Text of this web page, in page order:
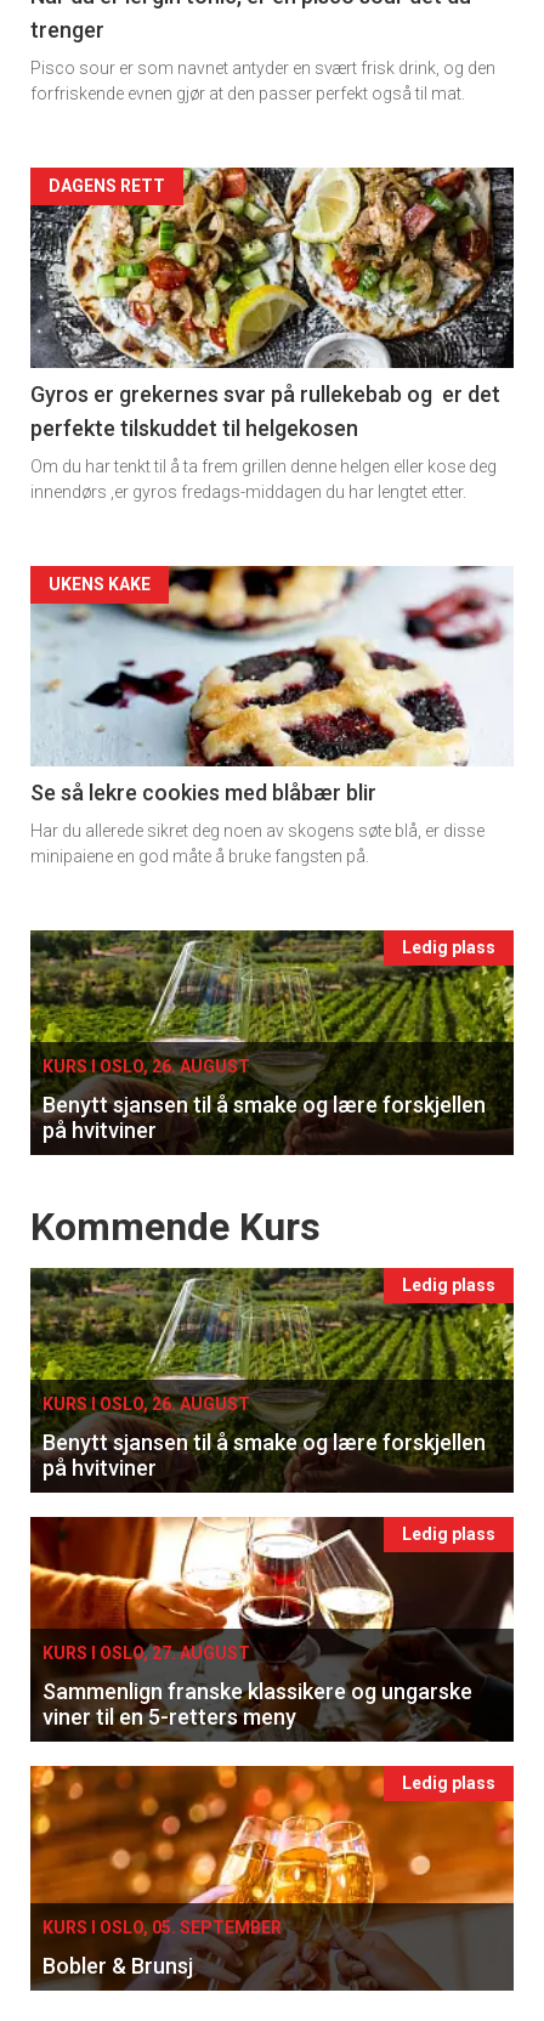
Dagens
rett
trenger
Pisco sour er som navnet antyder en svært frisk drink, og den
forfriskende evnen gjør at den passer perfekt også til mat.
Artikler
detail
-
section
11
Dagens
rett
DAGENS RETT
Gyros er grekernes svar på rullekebab og er det
perfekte tilskuddet til helgekosen
Om du har tenkt til å ta frem grillen denne helgen eller kose deg
innendørs ,er gyros fredags-middagen du har lengtet etter.
Artikler
detail
-
section
11
Ukens
UKENS KAKE
Se så lekre cookies med blåbær blir
Har du allerede sikret deg noen av skogens søte blå, er disse
minipaiene en god måte å bruke fangsten på.
Events
single
Ledig plass
KURS I OSLO, 26. AUGUST
Benytt sjansen til å smake og lære forskjellen
på hvitviner
Events
Kommende Kurs
Ledig plass
KURS I OSLO, 26. AUGUST
Benytt sjansen til å smake og lære forskjellen
på hvitviner
Ledig plass
KURS I OSLO, 27. AUGUST
Sammenlign franske klassikere og ungarske
viner til en 5-retters meny
Ledig plass
KURS I OSLO, 05. SEPTEMBER
Bobler & Brunsj